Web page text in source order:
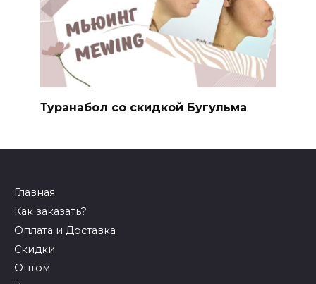
Туранабол со скидкой Бугульма
Главная
Как заказать?
Оплата и Доставка
Скидки
Оптом